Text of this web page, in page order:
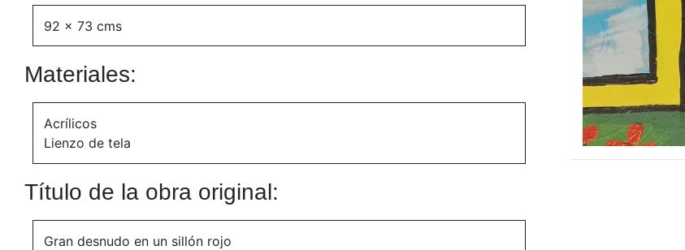
92 x 73 cms
Materiales:
Acrílicos
Lienzo de tela
Título de la obra original:
Gran desnudo en un sillón rojo